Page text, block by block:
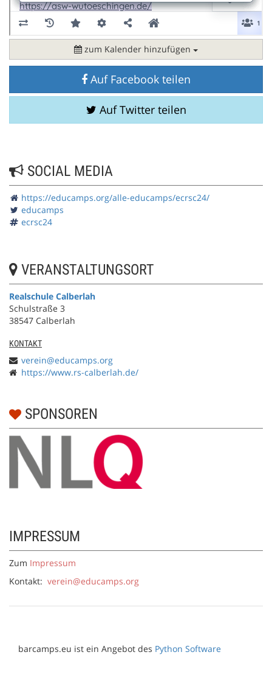
zum Kalender hinzufügen
Auf Facebook teilen
Auf Twitter teilen
SOCIAL MEDIA
https://educamps.org/alle-educamps/ecrsc24/
educamps
ecrsc24
VERANSTALTUNGSORT
Realschule Calberlah
Schulstraße 3
38547 Calberlah
KONTAKT
verein@educamps.org
https://www.rs-calberlah.de/
SPONSOREN
IMPRESSUM
Zum Impressum
Kontakt: verein@educamps.org
barcamps.eu ist ein Angebot des Python Software